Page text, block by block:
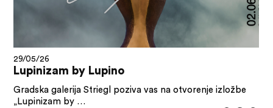
29/05/26
Lupinizam by Lupino
Gradska galerija Striegl poziva vas na otvorenje izložbe
„Lupinizam by …